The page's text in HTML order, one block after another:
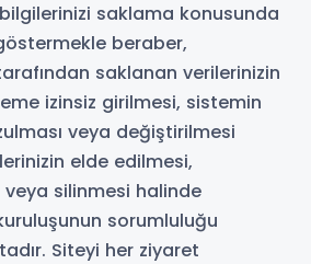
saklama konusunda
beraber,
saklanan verilerinizin
izinsiz girilmesi, sistemin
veya değiştirilmesi
elde edilmesi,
silinmesi halinde
sorumluluğu
Siteyi her ziyaret